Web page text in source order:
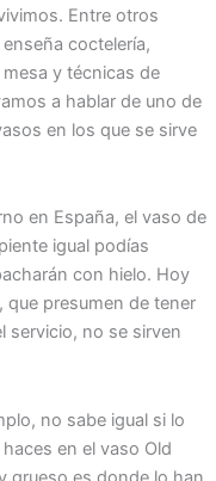
Entre otros
coctelería,
y técnicas de
a hablar de uno de
en los que se sirve
en España, el vaso de
igual podías
con hielo. Hoy
que presumen de tener
servicio, no se sirven
no sabe igual si lo
en el vaso Old